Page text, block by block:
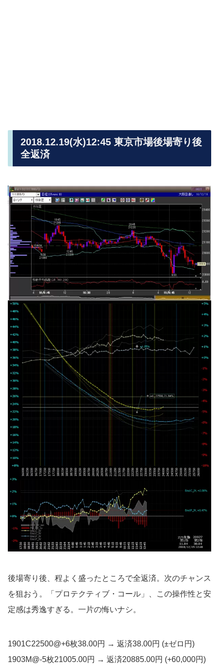
2018.12.19(水)12:45 東京市場後場寄り後
全返済
後場寄り後、程よく盛ったところで全返済。次のチャンス
を狙おう。「プロテクティブ・コール」、この操作性と安
定感は秀逸すぎる。一片の悔いナシ。
1901C22500@+6枚38.00円 → 返済38.00円 (±ゼロ円)
1903M@-5枚21005.00円 → 返済20885.00円 (+60,000円)